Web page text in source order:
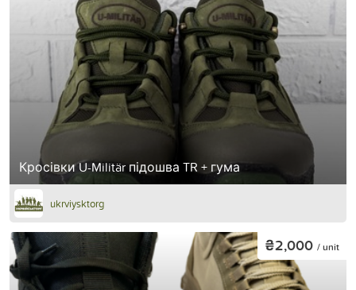
Кросівки U-Militär підошва TR + гума
ukrviysktorg
₴2,000 / unit